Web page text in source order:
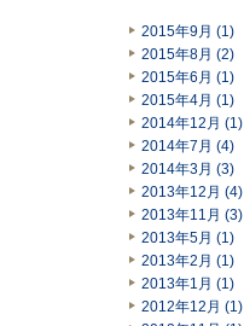
2015年9月 (1)
2015年8月 (2)
2015年6月 (1)
2015年4月 (1)
2014年12月 (1)
2014年7月 (4)
2014年3月 (3)
2013年12月 (4)
2013年11月 (3)
2013年5月 (1)
2013年2月 (1)
2013年1月 (1)
2012年12月 (1)